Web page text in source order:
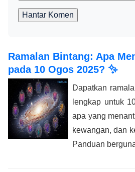
Hantar Komen
Ramalan Bintang: Apa
pada 10 Ogos 2025? ✨
Dapatkan
lengkap untuk
apa yang
kewangan, dan
Panduan